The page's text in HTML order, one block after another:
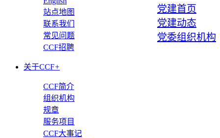
党建首页
党建动态
党委组织机构
站点地图
联系我们
常见问题
CCF招聘
关于CCF+
CCF简介
组织机构
规章
服务项目
CCF大事记